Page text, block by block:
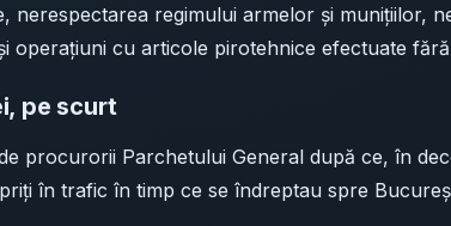
nerespectarea regimului armelor și munițiilor,
operațiuni cu articole pirotehnice efectuate
pe scurt
procurorii Parchetului General după ce, în
în trafic în timp ce se îndreptau spre